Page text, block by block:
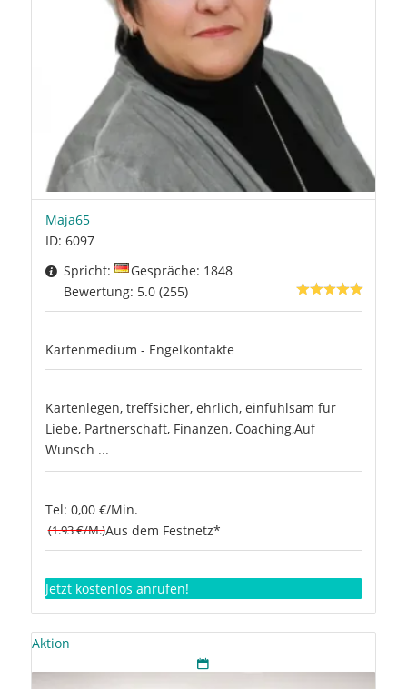
Maja65
ID: 6097
Spricht:
Gespräche: 1848
Bewertung: 5.0 (255)
Kartenmedium - Engelkontakte
Kartenlegen, treffsicher, ehrlich, einfühlsam für
Liebe, Partnerschaft, Finanzen, Coaching,Auf
Wunsch ...
Tel: 0,00 €/Min.
(1.93 €/M.)Aus dem Festnetz*
Jetzt kostenlos anrufen!
Aktion